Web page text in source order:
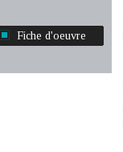
Fiche d'oeuvre